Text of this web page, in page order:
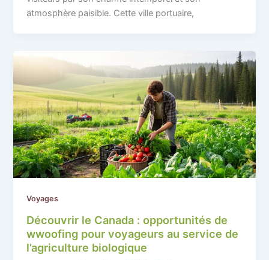
atmosphère paisible. Cette ville portuaire,
Voyages
Découvrir le Canada : opportunités de
wwoofing pour voyageurs au service de
l’agriculture biologique